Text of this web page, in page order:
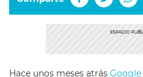
Hace unos meses atrás Google